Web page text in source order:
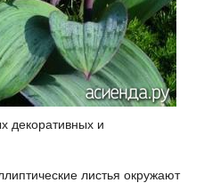
декоративных и
листья окружают